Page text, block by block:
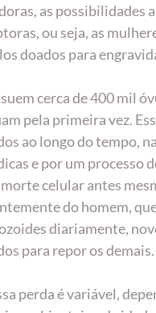
as possibilidades
ou seja, as
doados para
cerca de 400 mil
pela primeira vez.
ao longo do tempo,
e por um processo
celular antes
do homem,
diariamente,
para repor os demais.
perda é variável,